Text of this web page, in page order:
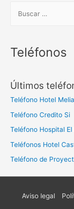
c
:
Teléfonos
Últimos
Teléfono Hotel
Teléfono Credito Si
Teléfono Hospital El
Teléfonos Hotel
Teléfono de
Aviso legal